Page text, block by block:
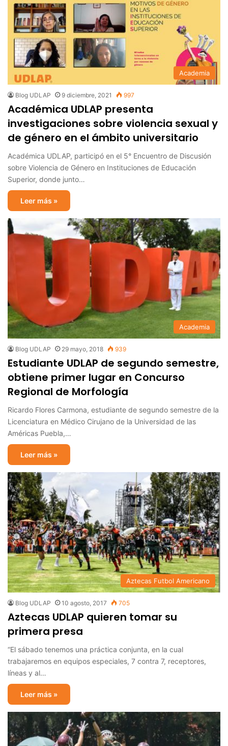
Academia
Blog UDLAP 9 diciembre, 2021 997
Académica UDLAP presenta
investigaciones sobre violencia sexual y
de género en el ámbito universitario
Académica UDLAP, participó en el 5° Encuentro de Discusión
sobre Violencia de Género en Instituciones de Educación
Superior, donde junto…
Leer más »
Academia
Blog UDLAP 29 mayo, 2018 939
Estudiante UDLAP de segundo semestre,
obtiene primer lugar en Concurso
Regional de Morfología
Ricardo Flores Carmona, estudiante de segundo semestre de la
Licenciatura en Médico Cirujano de la Universidad de las
Américas Puebla,…
Leer más »
Aztecas Futbol Americano
Blog UDLAP 10 agosto, 2017 705
Aztecas UDLAP quieren tomar su
primera presa
“El sábado tenemos una práctica conjunta, en la cual
trabajaremos en equipos especiales, 7 contra 7, receptores,
líneas y al…
Leer más »